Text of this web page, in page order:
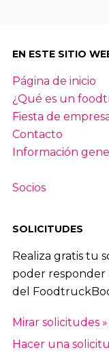
EN ESTE SITIO
Página de inicio
¿Qué es un
Fiesta de
Contacto
Información
Socios
SOLICITUDES
Realiza gratis tu
poder
del
Mirar solicitudes »
Hacer una